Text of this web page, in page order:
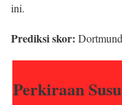
ini.
Prediksi skor:
Perkiraan